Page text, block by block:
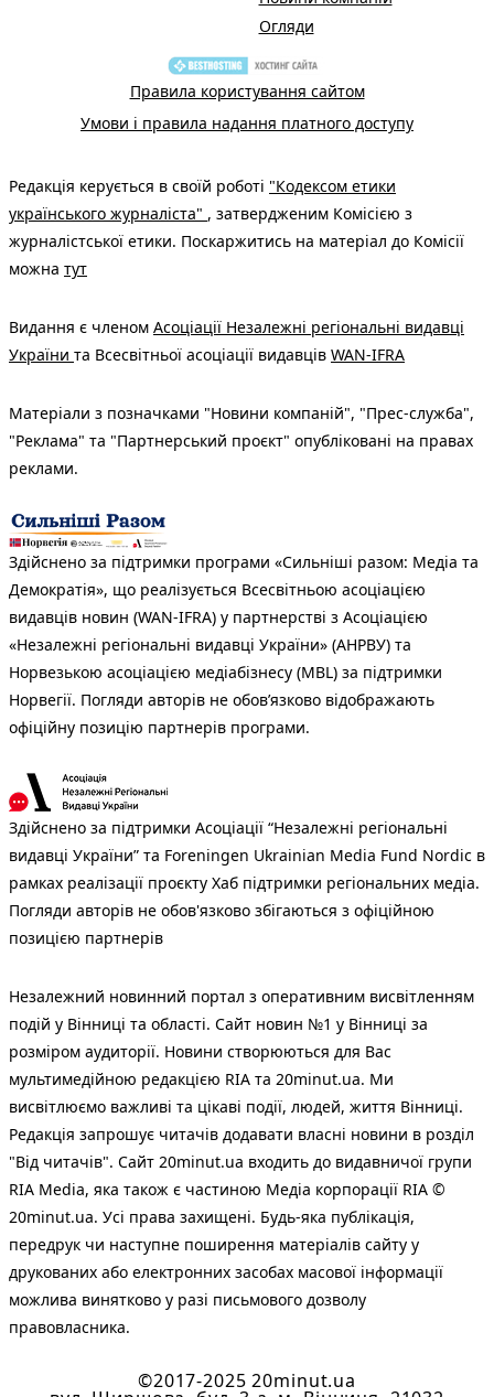
Огляди
Правила користування сайтом
Умови і правила надання платного доступу
Редакція керується в своїй роботі "Кодексом етики
українського журналіста" , затвердженим Комісією з
журналістської етики. Поскаржитись на матеріал до Комісії
можна тут
Видання є членом Асоціації Незалежні регіональні видавці
України та Всесвітньої асоціації видавців WAN-IFRA
Матеріали з позначками "Новини компаній", "Прес-служба",
"Реклама" та "Партнерський проєкт" опубліковані на правах
реклами.
Здійснено за підтримки програми «Сильніші разом: Медіа та
Демократія», що реалізується Всесвітньою асоціацією
видавців новин (WAN-IFRA) у партнерстві з Асоціацією
«Незалежні регіональні видавці України» (АНРВУ) та
Норвезькою асоціацією медіабізнесу (MBL) за підтримки
Норвегії. Погляди авторів не обов’язково відображають
офіційну позицію партнерів програми.
Здійснено за підтримки Асоціації “Незалежні регіональні
видавці України” та Foreningen Ukrainian Media Fund Nordic в
рамках реалізації проєкту Хаб підтримки регіональних медіа.
Погляди авторів не обов'язково збігаються з офіційною
позицією партнерів
Незалежний новинний портал з оперативним висвітленням
подій у Вінниці та області. Сайт новин №1 у Вінниці за
розміром аудиторії. Новини створюються для Вас
мультимедійною редакцією RIA та 20minut.ua. Ми
висвітлюємо важливі та цікаві події, людей, життя Вінниці.
Редакція запрошує читачів додавати власні новини в розділ
"Від читачів". Сайт 20minut.ua входить до видавничої групи
RIA Media, яка також є частиною Медіа корпорації RIA ©
20minut.ua. Усі права захищені. Будь-яка публiкацiя,
передрук чи наступне поширення матеріалів сайту у
друкованих або електронних засобах масової інформації
можлива винятково у разі письмового дозволу
правовласника.
©2017-2025 20minut.ua